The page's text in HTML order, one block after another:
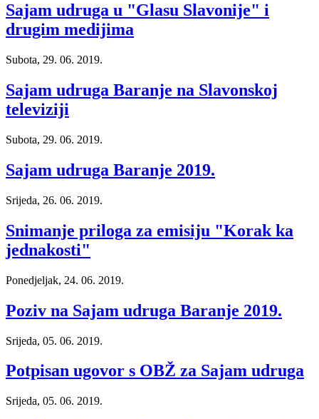
Sajam udruga u "Glasu Slavonije" i
drugim medijima
Subota, 29. 06. 2019.
Sajam udruga Baranje na Slavonskoj
televiziji
Subota, 29. 06. 2019.
Sajam udruga Baranje 2019.
Srijeda, 26. 06. 2019.
Snimanje priloga za emisiju "Korak ka
jednakosti"
Ponedjeljak, 24. 06. 2019.
Poziv na Sajam udruga Baranje 2019.
Srijeda, 05. 06. 2019.
Potpisan ugovor s OBŽ za Sajam udruga
Srijeda, 05. 06. 2019.